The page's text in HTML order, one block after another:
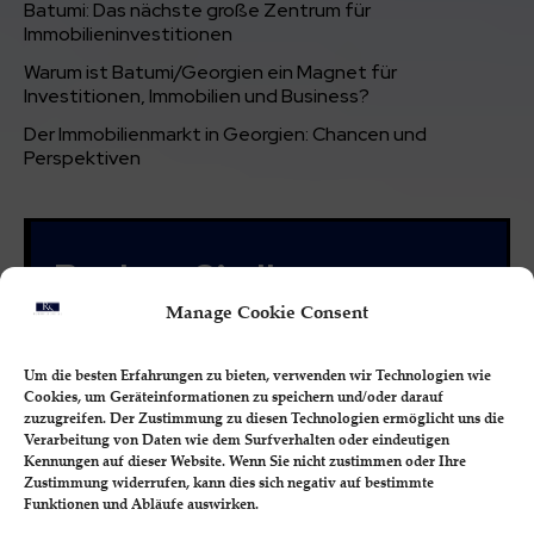
Manage Cookie Consent
Um die besten Erfahrungen zu bieten, verwenden wir Technologien wie
Cookies, um Geräteinformationen zu speichern und/oder darauf
zuzugreifen. Der Zustimmung zu diesen Technologien ermöglicht uns die
Verarbeitung von Daten wie dem Surfverhalten oder eindeutigen
Kennungen auf dieser Website. Wenn Sie nicht zustimmen oder Ihre
Zustimmung widerrufen, kann dies sich negativ auf bestimmte
Funktionen und Abläufe auswirken.
Batumi: Das nächste große Zentrum für
Immobilieninvestitionen
Warum ist Batumi/Georgien ein Magnet für
Investitionen, Immobilien und Business?
Der Immobilienmarkt in Georgien: Chancen und
Perspektiven
Buchen Sie Ihr
unverbindliches
Sie haben Ihre Traumimmobilie gefunden? Oder
wollen Sie mehr über uns und unsere finanziellen
Dienstleistungen erfahren? Buchen Sie sich
unverbindlich und kostenfrei ein Erstgespräch!